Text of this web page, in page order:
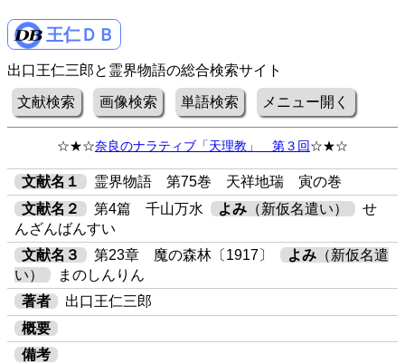
王仁ＤＢ
出口王仁三郎と霊界物語の総合検索サイト
文献検索 画像検索 単語検索 メニュー開く
☆★☆奈良のナラティブ「天理教」 第３回☆★☆
文献名１
霊界物語 第75巻 天祥地瑞 寅の巻
文献名２
第4篇 千山万水 よみ （新仮名遣い）
せ
んざんばんすい
文献名３
第23章 魔の森林〔1917〕 よみ （新仮名遣
い）
まのしんりん
著者
出口王仁三郎
概要
備考